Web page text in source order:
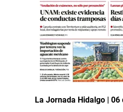
La Jornada Hidalgo |